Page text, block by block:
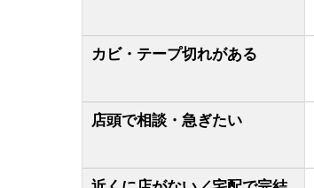
カビ・テープ切れがある
店頭で相談・急ぎたい